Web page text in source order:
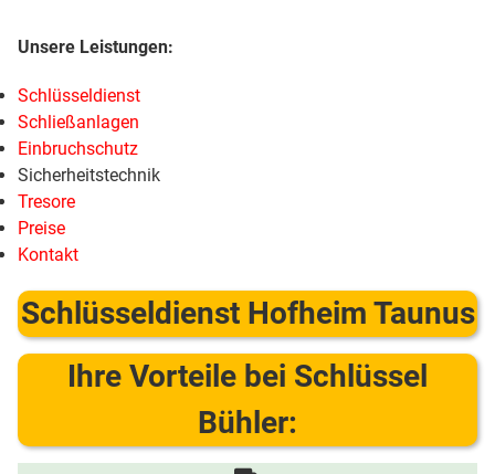
Schlüsseldienst
Schließanlagen
Einbruchschutz
Sicherheitstechnik
Tresore
Preise
Kontakt
Schlüsseldienst Hofheim Taunus
Ihre Vorteile bei Schlüssel
Bühler: